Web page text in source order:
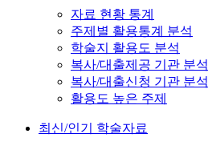
자료 현황 통계
주제별 활용통계 분석
학술지 활용도 분석
복사/대출제공 기관 분석
복사/대출신청 기관 분석
활용도 높은 주제
최신/인기 학술자료